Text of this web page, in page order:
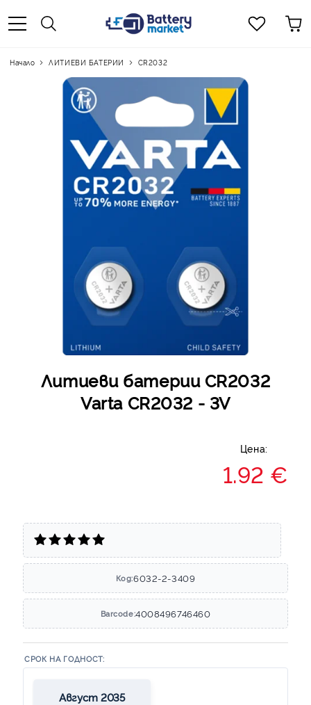
Начало ЛИТИЕВИ БАТЕРИИ CR2032
Литиеви батерии CR2032
Varta CR2032 - 3V
Цена:
1.92 €
Код:6032-2-3409
Barcode:4008496746460
СРОК НА ГОДНОСТ:
Август 2035